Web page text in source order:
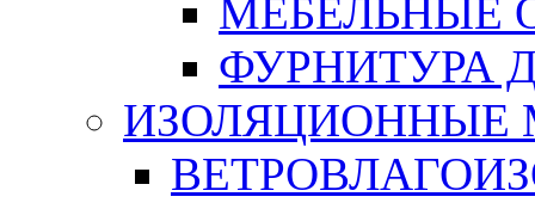
МЕБЕЛЬНЫЕ
ФУРНИТУРА
ИЗОЛЯЦИОННЫЕ